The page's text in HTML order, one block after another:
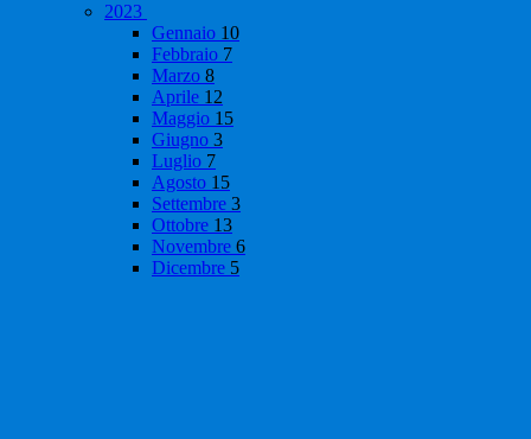
2023
Gennaio 10
Febbraio 7
Marzo 8
Aprile 12
Maggio 15
Giugno 3
Luglio 7
Agosto 15
Settembre 3
Ottobre 13
Novembre 6
Dicembre 5